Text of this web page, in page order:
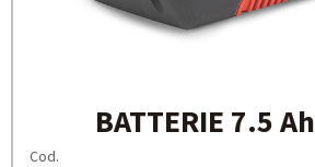
BATTERIE 7.5 Ah
Cod.